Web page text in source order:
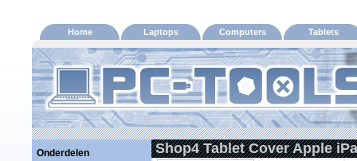
Home Laptops Computers Tablets
Onderdelen Shop4 Tablet Cover Apple